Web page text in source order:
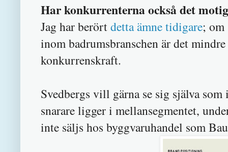
Har konkurrenterna också det
Jag har berörtdetta ämne tidigare; om
inom badrumsbranschen är det
konkurrenskraft.
Svedbergs vill gärna se sig själva
snarare ligger i mellansegmentet,
inte säljs hos byggvaruhandel som